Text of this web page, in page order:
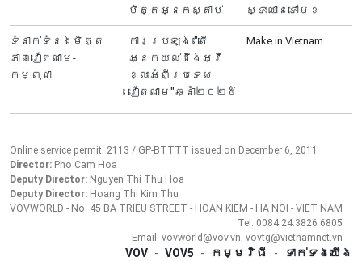
មិត្តអ្នកស្តាប់
ស្ទុះឈានទៅមុខ
ទំនាក់ទំនងមិត្ត
ភាពវៀតណាម-
កម្ពុជា
ការប្រឡង "តើ
អ្នក​យល់ដឹងអ្វី
ខ្លះអំពីប្រទេស​
វៀតណាម"ឆ្នាំ២០២៥
Make in Vietnam
Online service permit: 2113 / GP-BTTTT issued on December 6, 2011
Director: Pho Cam Hoa
Deputy Director: Nguyen Thi Thu Hoa
Deputy Director: Hoang Thi Kim Thu
VOVWORLD - No. 45 BA TRIEU STREET - HOAN KIEM - HA NOI - VIET NAM
Tel: 0084.24.3826 6805
Email: vovworld@vov.vn, vovtg@vietnamnet.vn
VOV - VOV5 - កម្មវិធី - ទាក់ទងយើង